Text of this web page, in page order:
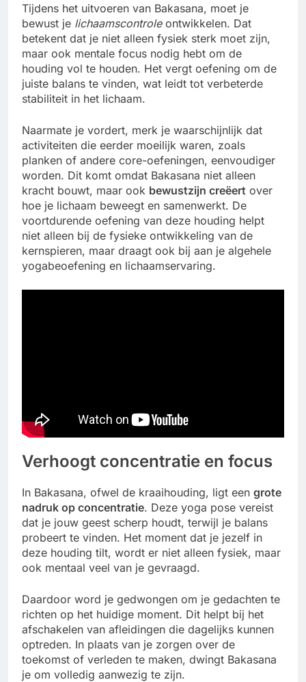
Tijdens het uitvoeren van Bakasana, moet je
bewust je lichaamscontroleontwikkelen. Dat
betekent dat je niet alleen fysiek sterk moet zijn,
maar ook mentale focus nodig hebt om de
houding vol te houden. Het vergt oefening om de
juiste balans te vinden, wat leidt tot verbeterde
stabiliteit in het lichaam.
Naarmate je vordert, merk je waarschijnlijk dat
activiteiten die eerder moeilijk waren, zoals
planken of andere core-oefeningen, eenvoudiger
worden. Dit komt omdat Bakasana niet alleen
kracht bouwt, maar ook bewustzijn creëert over
hoe je lichaam beweegt en samenwerkt. De
voortdurende oefening van deze houding helpt
niet alleen bij de fysieke ontwikkeling van de
kernspieren, maar draagt ook bij aan je algehele
yogabeoefening en lichaamservaring.
Verhoogt concentratie en focus
In Bakasana, ofwel de kraaihouding, ligt een grote
nadruk op concentratie. Deze yoga pose vereist
dat je jouw geest scherp houdt, terwijl je balans
probeert te vinden. Het moment dat je jezelf in
deze houding tilt, wordt er niet alleen fysiek, maar
ook mentaal veel van je gevraagd.
Daardoor word je gedwongen om je gedachten te
richten op het huidige moment. Dit helpt bij het
afschakelen van afleidingen die dagelijks kunnen
optreden. In plaats van je zorgen over de
toekomst of verleden te maken, dwingt Bakasana
je om volledig aanwezig te zijn.